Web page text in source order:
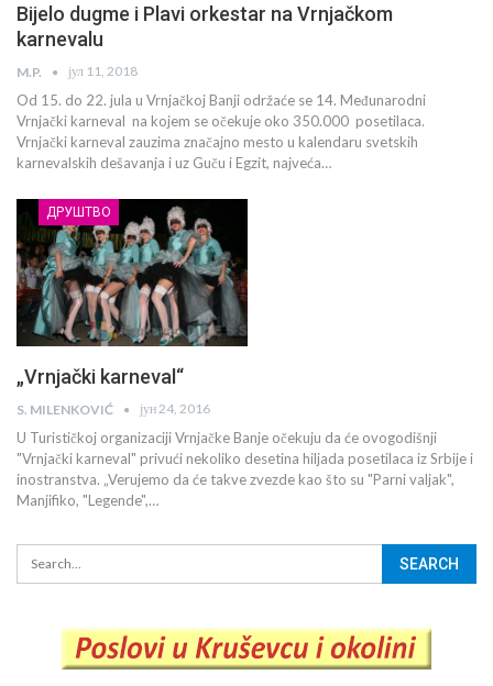
Bijelo dugme i Plavi orkestar na Vrnjačkom
karnevalu
M.P. јул 11, 2018
Od 15. do 22. jula u Vrnjačkoj Banji održaće se 14. Međunarodni
Vrnjački karneval na kojem se očekuje oko 350.000 posetilaca.
Vrnjački karneval zauzima značajno mesto u kalendaru svetskih
karnevalskih dešavanja i uz Guču i Egzit, najveća…
ДРУШТВО
„Vrnjački karneval“
S. MILENKOVIĆ јун 24, 2016
U Turističkoj organizaciji Vrnjačke Banje očekuju da će ovogodišnji
"Vrnjački karneval" privući nekoliko desetina hiljada posetilaca iz Srbije i
inostranstva. „Verujemo da će takve zvezde kao što su "Parni valjak",
Manjifiko, "Legende",…